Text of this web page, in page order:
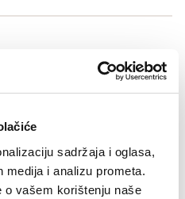
sadržaja i oglasa,
medija i analizu prometa.
o vašem korištenju naše